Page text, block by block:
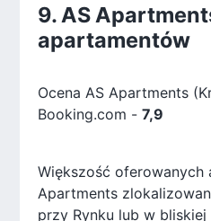
9. AS
apartamentów
Ocena AS Apartments
Booking.com -7,9
Większość oferowanych
Apartments
przy Rynku lub w bliskiej